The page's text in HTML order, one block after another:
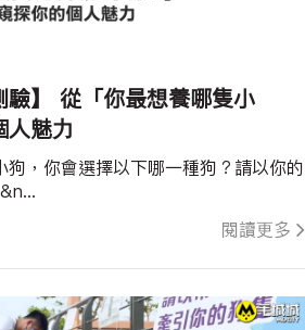
驗】 從「你最想養哪隻小
人魅力
閱讀更多
狗，你會選擇以下哪一種狗？請以你的